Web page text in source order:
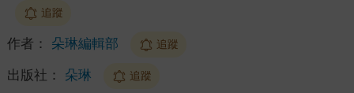
追蹤
作者： 朵琳編輯部 追蹤
出版社： 朵琳 追蹤